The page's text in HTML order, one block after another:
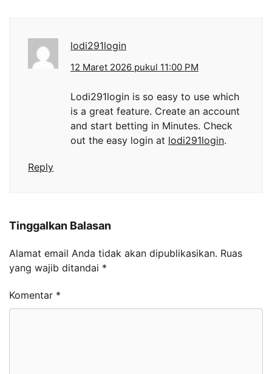
lodi291login
12 Maret 2026 pukul 11:00 PM
Lodi291login is so easy to use which
is a great feature. Create an account
and start betting in Minutes. Check
out the easy login at lodi291login.
Reply
Tinggalkan Balasan
Alamat email Anda tidak akan dipublikasikan. Ruas
yang wajib ditandai *
Komentar *